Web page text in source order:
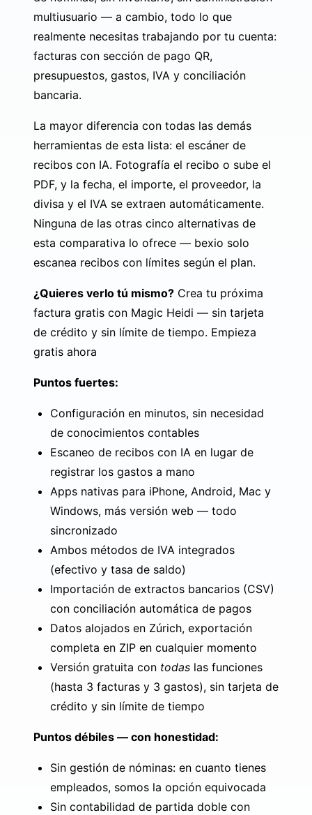
multiusuario — a cambio, todo lo que
realmente necesitas trabajando por tu cuenta:
facturas con sección de pago QR,
presupuestos, gastos, IVA y conciliación
bancaria.
La mayor diferencia con todas las demás
herramientas de esta lista: el escáner de
recibos con IA. Fotografía el recibo o sube el
PDF, y la fecha, el importe, el proveedor, la
divisa y el IVA se extraen automáticamente.
Ninguna de las otras cinco alternativas de
esta comparativa lo ofrece — bexio solo
escanea recibos con límites según el plan.
¿Quieres verlo tú mismo? Crea tu próxima
factura gratis con Magic Heidi — sin tarjeta
de crédito y sin límite de tiempo. Empieza
gratis ahora
Puntos fuertes:
Configuración en minutos, sin necesidad
de conocimientos contables
Escaneo de recibos con IA en lugar de
registrar los gastos a mano
Apps nativas para iPhone, Android, Mac y
Windows, más versión web — todo
sincronizado
Ambos métodos de IVA integrados
(efectivo y tasa de saldo)
Importación de extractos bancarios (CSV)
con conciliación automática de pagos
Datos alojados en Zúrich, exportación
completa en ZIP en cualquier momento
Versión gratuita con todas las funciones
(hasta 3 facturas y 3 gastos), sin tarjeta de
crédito y sin límite de tiempo
Puntos débiles — con honestidad:
Sin gestión de nóminas: en cuanto tienes
empleados, somos la opción equivocada
Sin contabilidad de partida doble con